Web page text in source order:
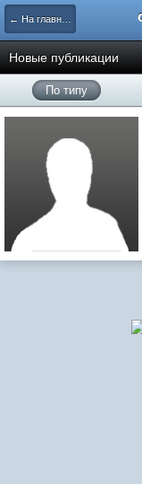
← На главную
Новые публикации
По типу